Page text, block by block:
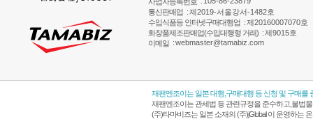
통신판매업 :제2019-서울강서-1482호
수입식품등 인터넷구매대행업 :제20160007070호
화장품제조판매업(수입대행형 거래) :제9015호
이메일 :webmaster@tamabiz.com
재팬엔조이는 일본 대행,구매대행 등 신청 및 구매
재팬엔조이는 관세법 등 관련규정을 준수하고,불법
(주)타마비즈는 일본 소재의 (주)jGlobal 이 운영하는